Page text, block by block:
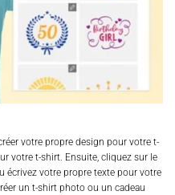
votre propre design pour votre t-
votre t-shirt. Ensuite, cliquez sur le
écrivez votre propre texte pour votre
un t-shirt photo ou un cadeau